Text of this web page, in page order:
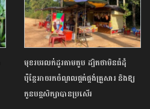
មុខរបរលក់ដូរតាមតូប ដ្បិតថាមិនធំដុំ
ប៉ុន្តែអាចរកចំណូលផ្គត់ផ្គង់គ្រួសារ និងឱ្យ
កូនបន្តសិក្សាបានប្រសើរ